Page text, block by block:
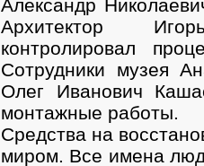
Александр
Архитектор
контролировал
Сотрудники музея
Олег Иванович
монтажные работы.
Средства на
миром. Все имена